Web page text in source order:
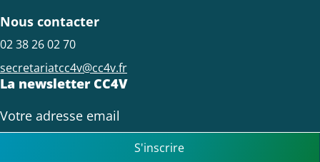
Nous contacter
02 38 26 02 70
secretariatcc4v@cc4v.fr
La newsletter CC4V
S'inscrire